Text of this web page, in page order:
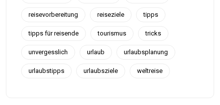
reisevorbereitung reiseziele tipps
tipps für reisende tourismus tricks
unvergesslich urlaub urlaubsplanung
urlaubstipps urlaubsziele weltreise